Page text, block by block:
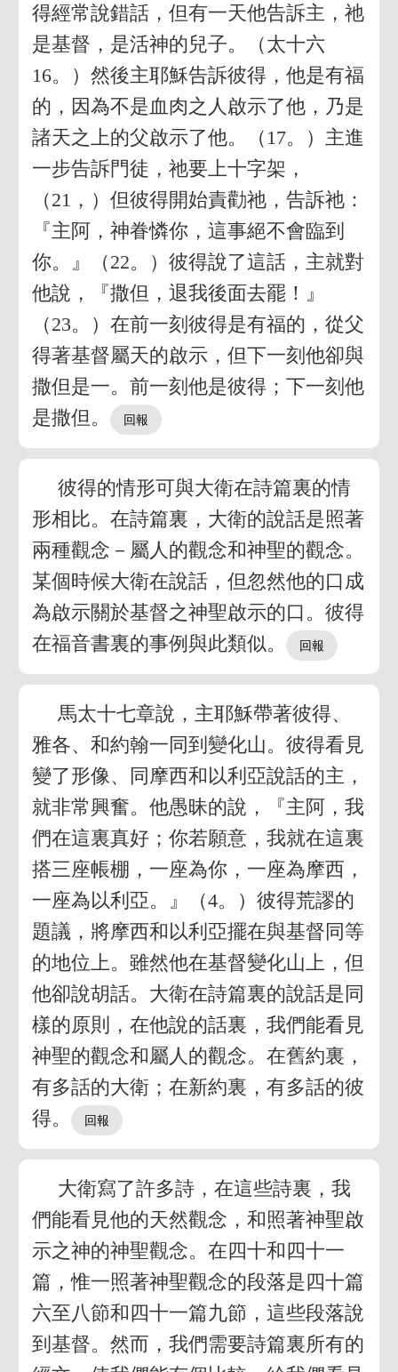
得經常說錯話，但有一天他告訴主，祂
是基督，是活神的兒子。（太十六
16。）然後主耶穌告訴彼得，他是有福
的，因為不是血肉之人啟示了他，乃是
諸天之上的父啟示了他。（17。）主進
一步告訴門徒，祂要上十字架，
（21，）但彼得開始責勸祂，告訴祂：
『主阿，神眷憐你，這事絕不會臨到
你。』（22。）彼得說了這話，主就對
他說，『撒但，退我後面去罷！』
（23。）在前一刻彼得是有福的，從父
得著基督屬天的啟示，但下一刻他卻與
撒但是一。前一刻他是彼得；下一刻他
是撒但。
彼得的情形可與大衛在詩篇裏的情
形相比。在詩篇裏，大衛的說話是照著
兩種觀念－屬人的觀念和神聖的觀念。
某個時候大衛在說話，但忽然他的口成
為啟示關於基督之神聖啟示的口。彼得
在福音書裏的事例與此類似。
馬太十七章說，主耶穌帶著彼得、
雅各、和約翰一同到變化山。彼得看見
變了形像、同摩西和以利亞說話的主，
就非常興奮。他愚昧的說，『主阿，我
們在這裏真好；你若願意，我就在這裏
搭三座帳棚，一座為你，一座為摩西，
一座為以利亞。』（4。）彼得荒謬的
題議，將摩西和以利亞擺在與基督同等
的地位上。雖然他在基督變化山上，但
他卻說胡話。大衛在詩篇裏的說話是同
樣的原則，在他說的話裏，我們能看見
神聖的觀念和屬人的觀念。在舊約裏，
有多話的大衛；在新約裏，有多話的彼
得。
大衛寫了許多詩，在這些詩裏，我
們能看見他的天然觀念，和照著神聖啟
示之神的神聖觀念。在四十和四十一
篇，惟一照著神聖觀念的段落是四十篇
六至八節和四十一篇九節，這些段落說
到基督。然而，我們需要詩篇裏所有的